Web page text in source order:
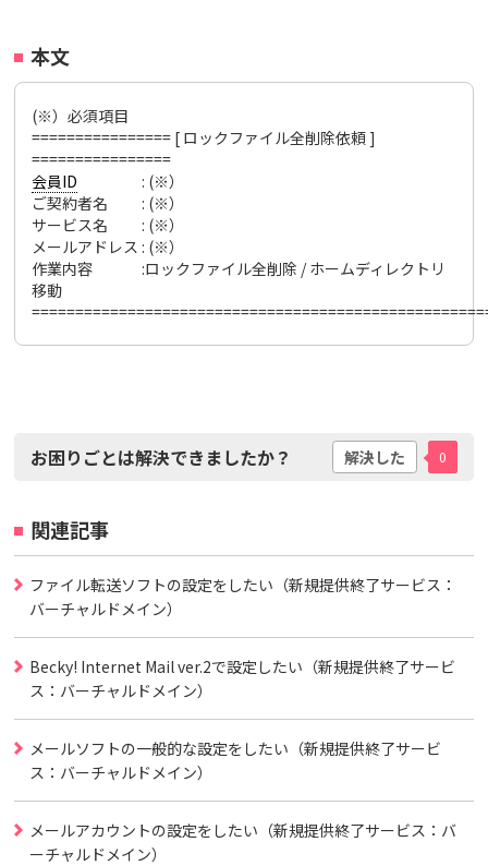
本文
(※）必須項目
================ [ ロックファイル全削除依頼 ]
================
会員ID : (※）
ご契約者名 : (※）
サービス名 : (※）
メールアドレス : (※）
作業内容 :ロックファイル全削除 / ホームディレクトリ
移動
お困りごとは解決できましたか？ 解決した 0
関連記事
ファイル転送ソフトの設定をしたい（新規提供終了サービス：
バーチャルドメイン）
Becky! Internet Mail ver.2で設定したい（新規提供終了サービ
ス：バーチャルドメイン）
メールソフトの一般的な設定をしたい（新規提供終了サービ
ス：バーチャルドメイン）
メールアカウントの設定をしたい（新規提供終了サービス：バ
ーチャルドメイン）